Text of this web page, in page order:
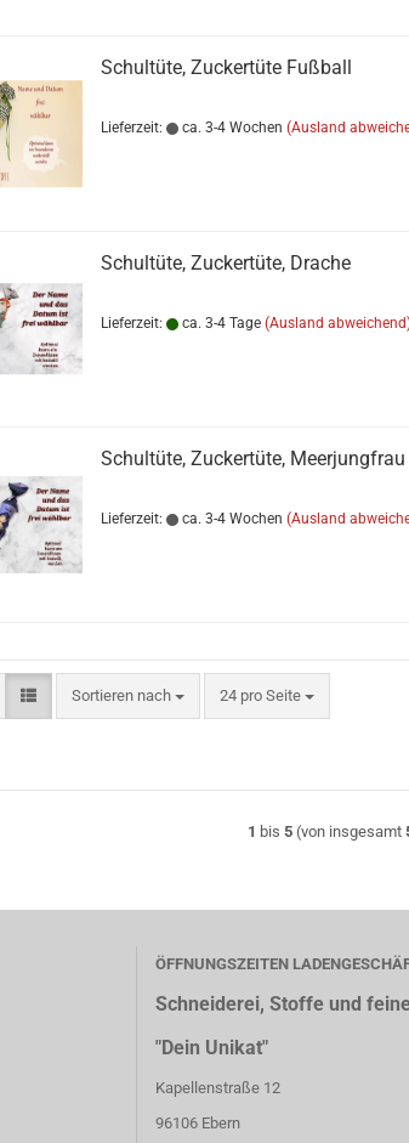
Schultüte, Zuckertüte Fußball
Lieferzeit: ca. 3-4 Wochen (Ausland
Schultüte, Zuckertüte, Drache
Lieferzeit: ca. 3-4 Tage (Ausland
Schultüte, Zuckertüte, Meerjungfrau
Lieferzeit: ca. 3-4 Wochen (Ausland
Sortieren nach
Sortieren nach 24 pro Seite
pro Seite
1 bis 5(von insgesamt
ÖFFNUNGSZEITEN
Schneiderei, Stoffe und
"Dein Unikat"
Kapellenstraße 12
96106 Ebern